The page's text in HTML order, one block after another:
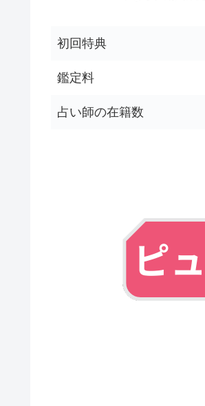
初回特典
鑑定料
占い師の在籍数